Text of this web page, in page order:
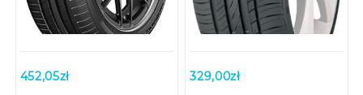
452,05zł 329,00zł